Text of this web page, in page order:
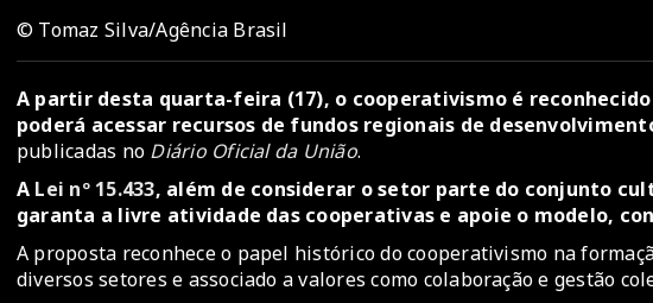
© Tomaz Silva/Agência Brasil
A partir desta quarta-feira (17), o cooperativismo é
poderá acessar recursos de fundos regionais de
publicadas no Diário Oficial da União.
A Lei nº 15.433, além de considerar o setor parte do conjunto
garanta a livre atividade das cooperativas e apoie o modelo,
A proposta reconhece o papel histórico do cooperativismo na
diversos setores e associado a valores como colaboração e gestão